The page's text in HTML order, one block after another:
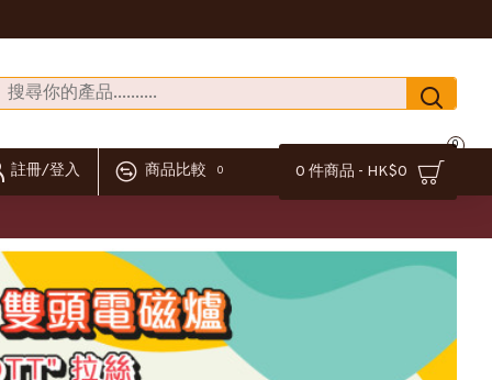
註冊/登入 商品比較 0 0 件商品 - HK$0
0